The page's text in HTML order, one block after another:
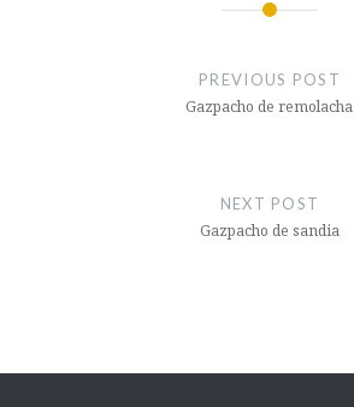
PREVIOUS POST
Gazpacho de remolacha
NEXT POST
Gazpacho de sandia